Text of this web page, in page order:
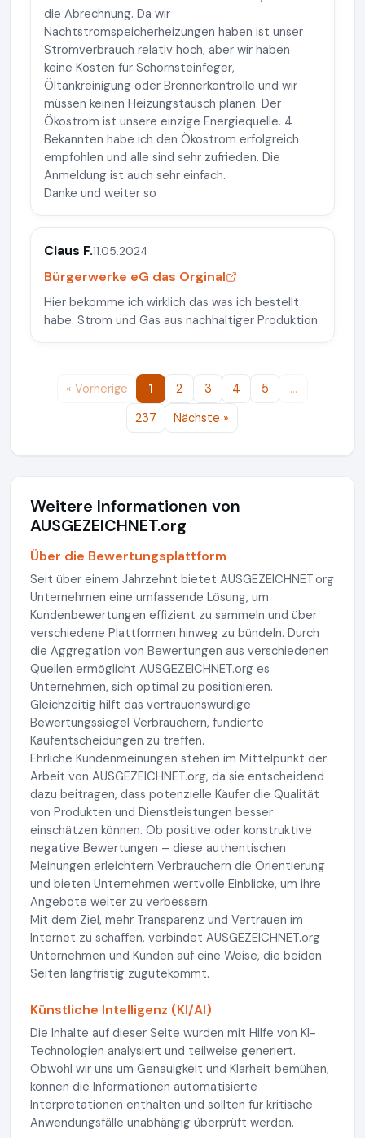
die Abrechnung. Da wir
Nachtstromspeicherheizungen haben ist unser
Stromverbrauch relativ hoch, aber wir haben
keine Kosten für Schornsteinfeger,
Öltankreinigung oder Brennerkontrolle und wir
müssen keinen Heizungstausch planen. Der
Ökostrom ist unsere einzige Energiequelle. 4
Bekannten habe ich den Ökostrom erfolgreich
empfohlen und alle sind sehr zufrieden. Die
Anmeldung ist auch sehr einfach.
Danke und weiter so
Claus F.11.05.2024
Bürgerwerke eG das Orginal
Hier bekomme ich wirklich das was ich bestellt
habe. Strom und Gas aus nachhaltiger Produktion.
« Vorherige 1 2 3 4 5
…
237
Nächste »
Weitere Informationen von
AUSGEZEICHNET.org
Über die Bewertungsplattform
Seit über einem Jahrzehnt bietet AUSGEZEICHNET.org
Unternehmen eine umfassende Lösung, um
Kundenbewertungen effizient zu sammeln und über
verschiedene Plattformen hinweg zu bündeln. Durch
die Aggregation von Bewertungen aus verschiedenen
Quellen ermöglicht AUSGEZEICHNET.org es
Unternehmen, sich optimal zu positionieren.
Gleichzeitig hilft das vertrauenswürdige
Bewertungssiegel Verbrauchern, fundierte
Kaufentscheidungen zu treffen.
Ehrliche Kundenmeinungen stehen im Mittelpunkt der
Arbeit von AUSGEZEICHNET.org, da sie entscheidend
dazu beitragen, dass potenzielle Käufer die Qualität
von Produkten und Dienstleistungen besser
einschätzen können. Ob positive oder konstruktive
negative Bewertungen – diese authentischen
Meinungen erleichtern Verbrauchern die Orientierung
und bieten Unternehmen wertvolle Einblicke, um ihre
Angebote weiter zu verbessern.
Mit dem Ziel, mehr Transparenz und Vertrauen im
Internet zu schaffen, verbindet AUSGEZEICHNET.org
Unternehmen und Kunden auf eine Weise, die beiden
Seiten langfristig zugutekommt.
Künstliche Intelligenz (KI/AI)
Die Inhalte auf dieser Seite wurden mit Hilfe von KI-
Technologien analysiert und teilweise generiert.
Obwohl wir uns um Genauigkeit und Klarheit bemühen,
können die Informationen automatisierte
Interpretationen enthalten und sollten für kritische
Anwendungsfälle unabhängig überprüft werden.